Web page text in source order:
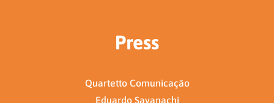
Press
Quartetto Comunicação
Eduardo Savanachi